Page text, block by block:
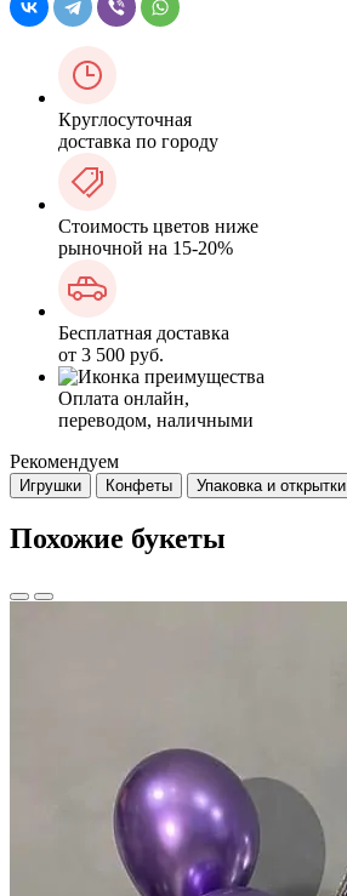
Круглосуточная
доставка по городу
Стоимость цветов ниже
рыночной на 15-20%
Бесплатная доставка
от 3 500 руб.
Оплата онлайн,
переводом, наличными
Рекомендуем
Игрушки Конфеты Упаковка и открытки
Похожие букеты